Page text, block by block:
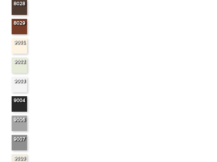
8028
8029
9001
9002
9003
9004
9006
9007
9010